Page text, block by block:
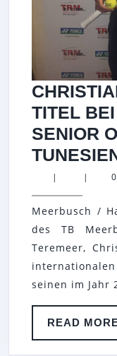
TITEL
SENIOR
| |
Meerbusch /
des TB
Teremeer,
seinen im Jahr
READ